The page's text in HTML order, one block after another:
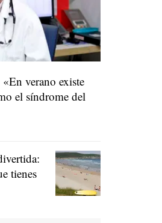
verano existe
el síndrome del
tienes